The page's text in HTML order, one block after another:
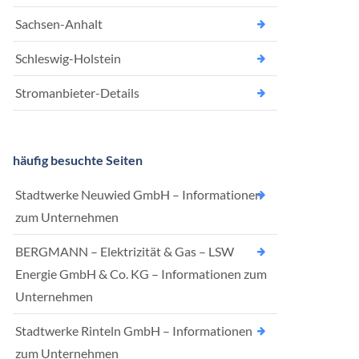
Sachsen-Anhalt
Schleswig-Holstein
Stromanbieter-Details
häufig besuchte Seiten
Stadtwerke Neuwied GmbH – Informationen
zum Unternehmen
BERGMANN – Elektrizität & Gas – LSW
Energie GmbH & Co. KG – Informationen zum
Unternehmen
Stadtwerke Rinteln GmbH – Informationen
zum Unternehmen